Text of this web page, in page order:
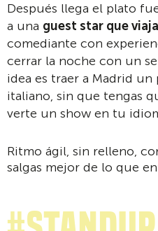
Después llega el plato
a una guest star que
comediante con
cerrar la noche con un
idea es traer a Madrid
italiano, sin que tengas
verte un show en tu
Ritmo ágil, sin relleno,
salgas mejor de lo que